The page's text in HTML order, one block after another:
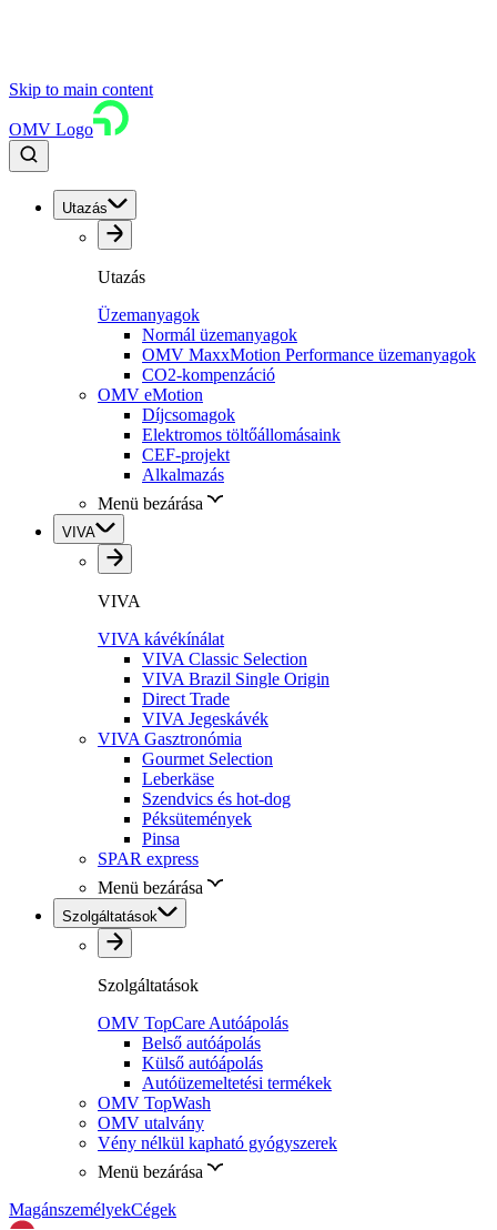
Skip to main content
OMV Logo
Utazás
Utazás
Üzemanyagok
Normál üzemanyagok
OMV MaxxMotion Performance üzemanyagok
CO2-kompenzáció
OMV eMotion
Díjcsomagok
Elektromos töltőállomásaink
CEF-projekt
Alkalmazás
Menü bezárása
VIVA
VIVA
VIVA kávékínálat
VIVA Classic Selection
VIVA Brazil Single Origin
Direct Trade
VIVA Jegeskávék
VIVA Gasztronómia
Gourmet Selection
Leberkäse
Szendvics és hot-dog
Péksütemények
Pinsa
SPAR express
Menü bezárása
Szolgáltatások
Szolgáltatások
OMV TopCare Autóápolás
Belső autóápolás
Külső autóápolás
Autóüzemeltetési termékek
OMV TopWash
OMV utalvány
Vény nélkül kapható gyógyszerek
Menü bezárása
MagánszemélyekCégek